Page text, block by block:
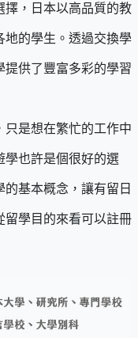
擇，日本以高品質的教
地的學生。透過交換學
提供了豐富多彩的學習
只是想在繁忙的工作中
學也許是個很好的選
基本概念，讓有留日
留學目的來看可以註冊